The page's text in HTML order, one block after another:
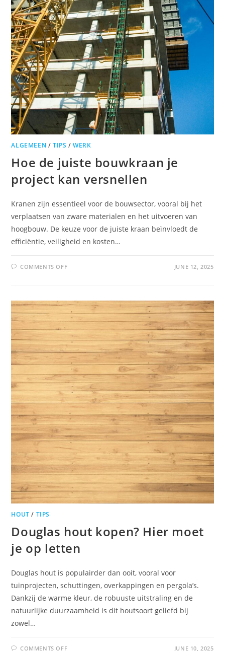
ALGEMEEN /TIPS /WERK
Hoe de juiste bouwkraan je
project kan versnellen
Kranen zijn essentieel voor de bouwsector, vooral bij het
verplaatsen van zware materialen en het uitvoeren van
hoogbouw. De keuze voor de juiste kraan beïnvloedt de
efficiëntie, veiligheid en kosten…
COMMENTS OFF JUNE 12, 2025
HOUT / TIPS
Douglas hout kopen? Hier moet
je op letten
Douglas hout is populairder dan ooit, vooral voor
tuinprojecten, schuttingen, overkappingen en pergola’s.
Dankzij de warme kleur, de robuuste uitstraling en de
natuurlijke duurzaamheid is dit houtsoort geliefd bij
zowel…
COMMENTS OFF JUNE 10, 2025